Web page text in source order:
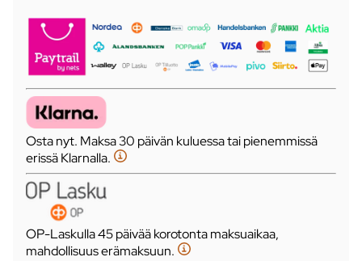
Osta nyt. Maksa 30 päivän kuluessa tai pienemmissä
erissä Klarnalla.
OP-Laskulla 45 päivää korotonta maksuaikaa,
mahdollisuus erämaksuun.